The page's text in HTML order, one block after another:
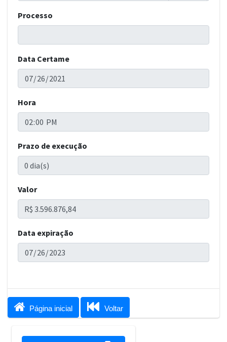
Processo
Data Certame
Hora
Prazo de execução
Valor
Data expiração
 Página inicial  Voltar